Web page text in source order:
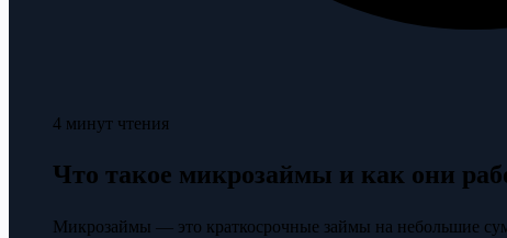
4 минут чтения
Что такое микрозаймы и как они
Микрозаймы — это краткосрочные займы на небольшие